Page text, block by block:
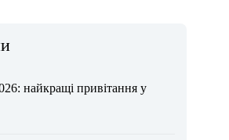
найкращі привітання у